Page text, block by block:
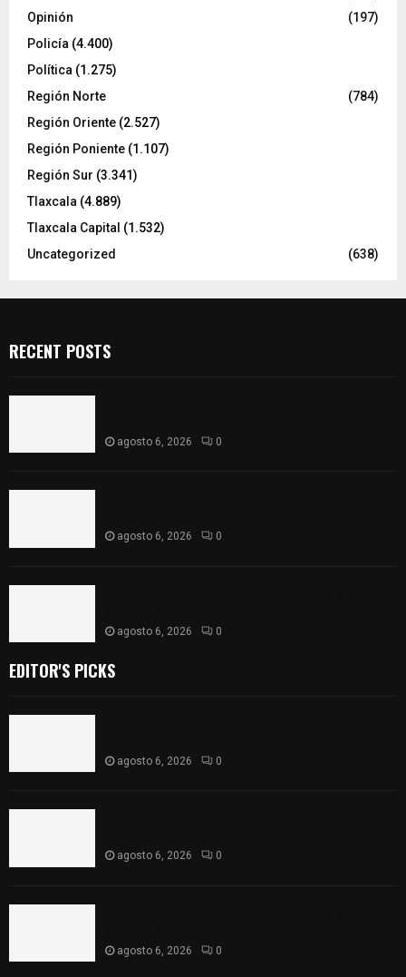
Opinión
(197)
Policía (4.400)
Política (1.275)
Región Norte
(784)
Región Oriente (2.527)
Región Poniente (1.107)
Región Sur (3.341)
Tlaxcala (4.889)
Tlaxcala Capital (1.532)
Uncategorized
(638)
RECENT POSTS
agosto 6, 2026 0
agosto 6, 2026 0
agosto 6, 2026 0
EDITOR'S PICKS
agosto 6, 2026 0
agosto 6, 2026 0
agosto 6, 2026 0